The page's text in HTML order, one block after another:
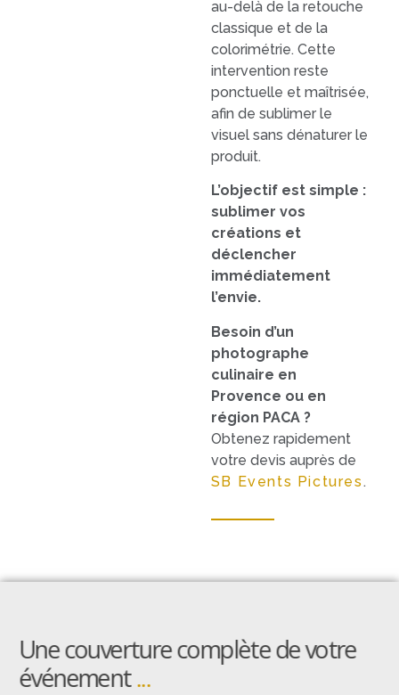
au-delà de la retouche
classique et de la
colorimétrie. Cette
intervention reste
ponctuelle et maîtrisée,
afin de sublimer le
visuel sans dénaturer le
produit.
L’objectif est simple :
sublimer vos
créations et
déclencher
immédiatement
l’envie.
Besoin d’un
photographe
culinaire en
Provence ou en
région PACA ?
Obtenez rapidement
votre devis auprès de
SB Events Pictures .
Une couverture complète de votre
événement...